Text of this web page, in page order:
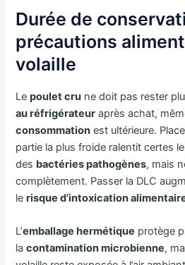
Durée de
précautions
volaille
Lepoulet cru ne doit pas rester
au réfrigérateur après achat,
consommation est ultérieure.
partie la plus froide ralentit certes
des bactéries pathogènes, mais
complètement. Passer la DLC
lerisque d’intoxication
L’emballage hermétique protège
lacontamination microbienne,